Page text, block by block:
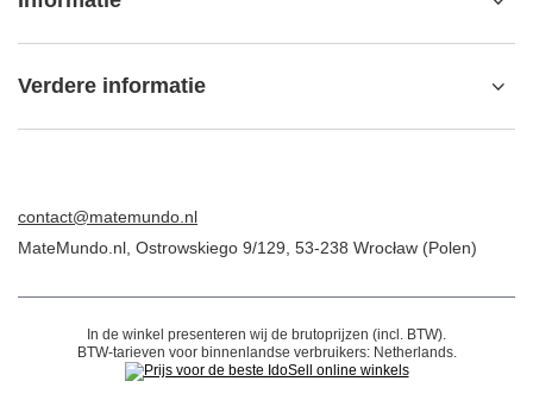
Verdere informatie
contact@matemundo.nl
MateMundo.nl Ostrowskiego 9/129 53-238 Wrocław (Polen)
In de winkel presenteren wij de brutoprijzen (incl. BTW).
BTW-tarieven voor binnenlandse verbruikers: Netherlands.